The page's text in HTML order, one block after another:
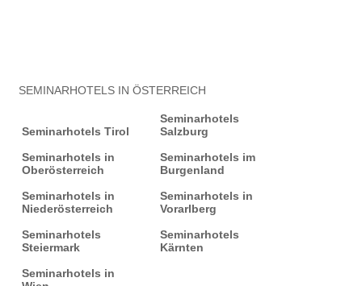
SEMINARHOTELS IN ÖSTERREICH
Seminarhotels Tirol
Seminarhotels
Salzburg
Seminarhotels in
Oberösterreich
Seminarhotels im
Burgenland
Seminarhotels in
Niederösterreich
Seminarhotels in
Vorarlberg
Seminarhotels
Steiermark
Seminarhotels
Kärnten
Seminarhotels in